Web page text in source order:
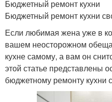
Бюджетный ремонт кухни
Бюджетный ремонт кухни
Если любимая жена уже в
вашем неосторожном
кухне самому, а вам он
этой статье представлены
бюджетному ремонту кухни